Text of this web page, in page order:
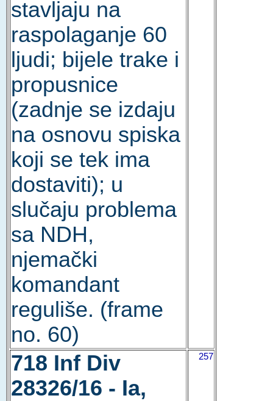
stavljaju na
raspolaganje 60
ljudi; bijele trake i
propusnice
(zadnje se izdaju
na osnovu spiska
koji se tek ima
dostaviti); u
slučaju problema
sa NDH,
njemački
komandant
reguliše. (frame
no. 60)
718 Inf Div
28326/16 - Ia,
257